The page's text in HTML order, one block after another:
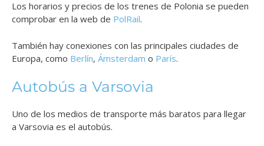
Los horarios y precios de los trenes de Polonia se pueden
comprobar en la web de PolRail.
También hay conexiones con las principales ciudades de
Europa, como Berlín, Ámsterdam o París.
Autobús a Varsovia
Uno de los medios de transporte más baratos para llegar
a Varsovia es el autobús.